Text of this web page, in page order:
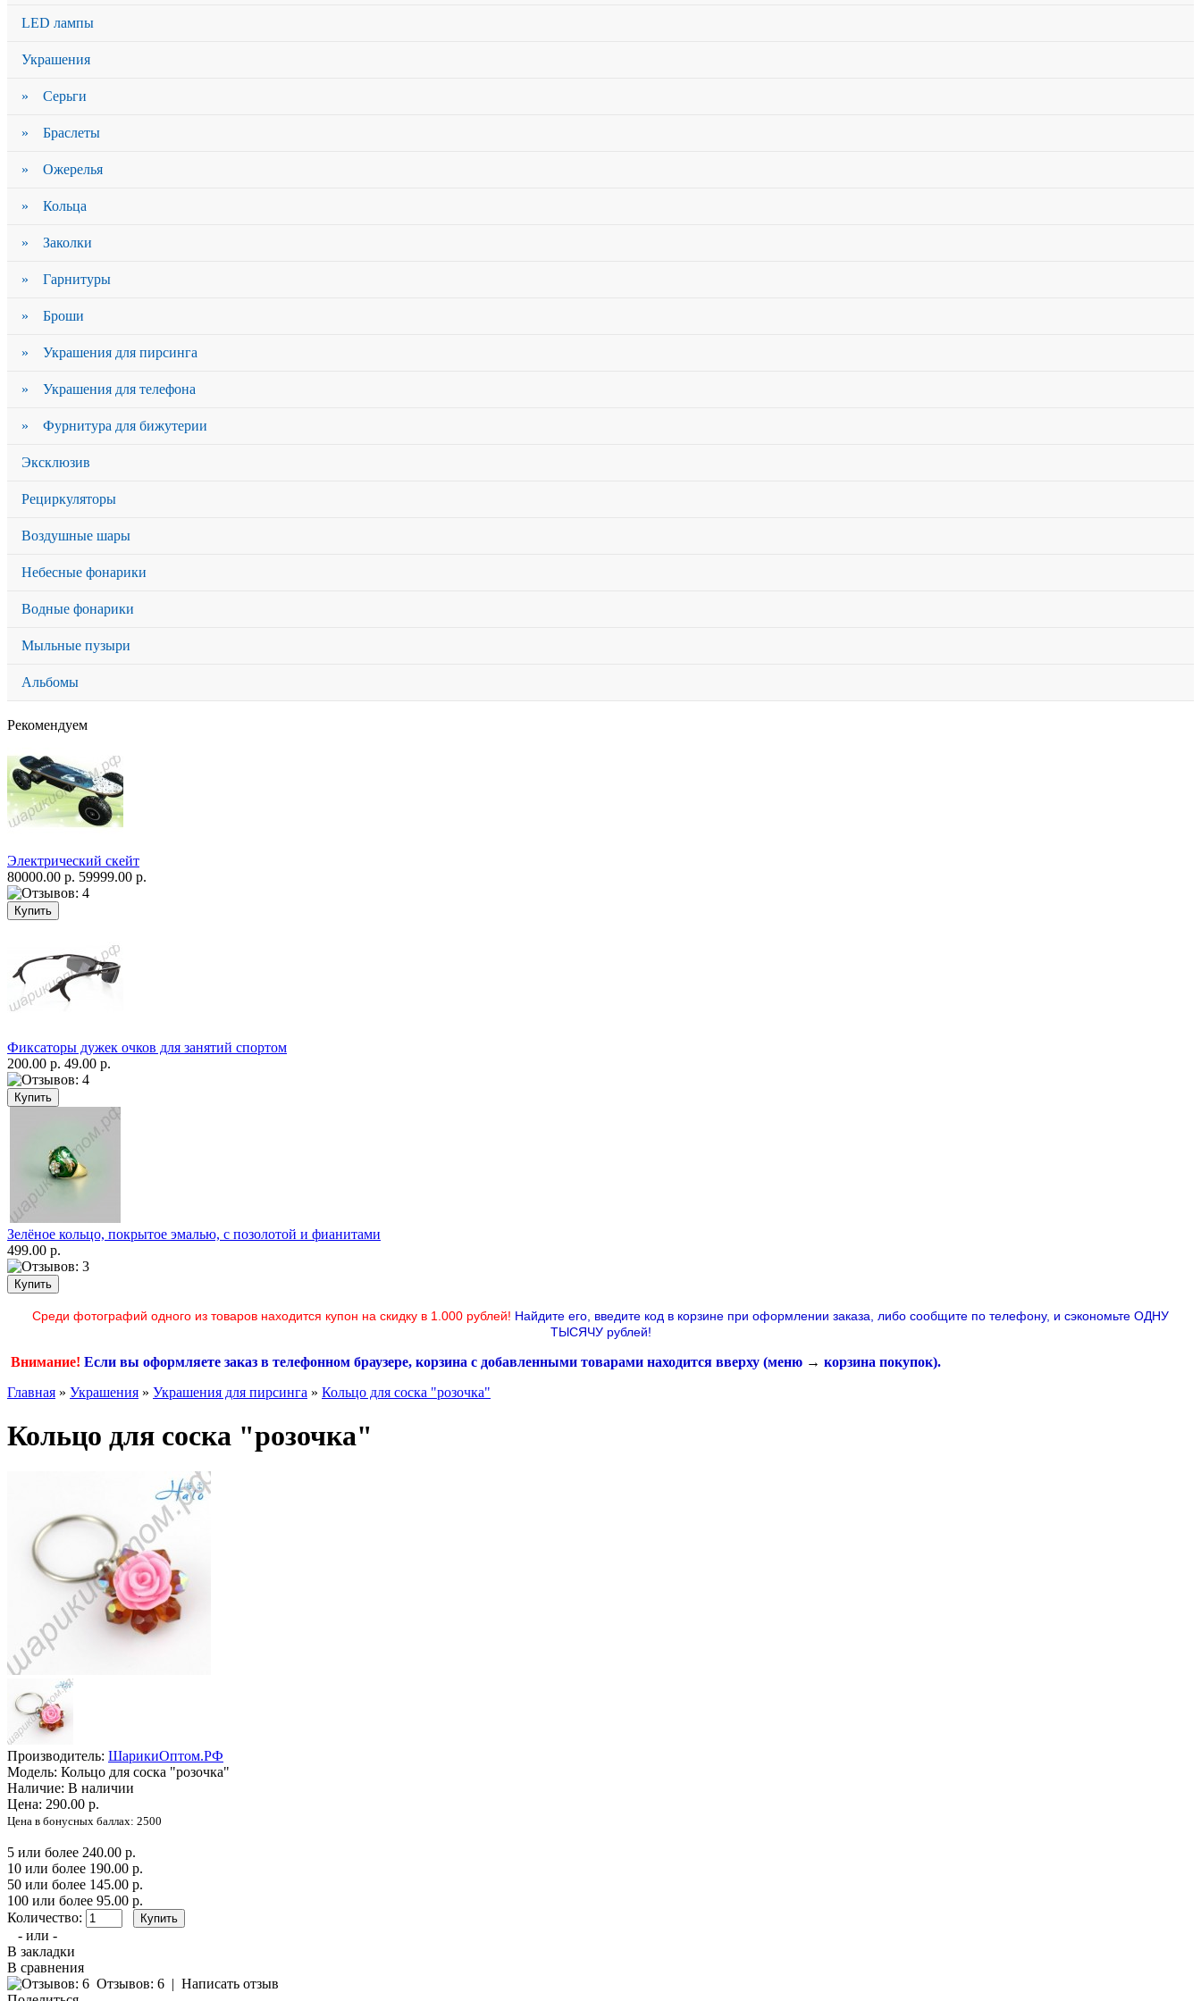
LED лампы
Украшения
» Серьги
» Браслеты
» Ожерелья
» Кольца
» Заколки
» Гарнитуры
» Броши
» Украшения для пирсинга
» Украшения для телефона
» Фурнитура для бижутерии
Эксклюзив
Рециркуляторы
Воздушные шары
Небесные фонарики
Водные фонарики
Мыльные пузыри
Альбомы
Рекомендуем
Электрический скейт
80000.00 р. 59999.00 р.
Фиксаторы дужек очков для занятий спортом
200.00 р. 49.00 р.
Зелёное кольцо, покрытое эмалью, с позолотой и фианитами
499.00 р.
Среди фотографий одного из товаров находится купон на скидку в 1.000 рублей! Найдите его, введите код в корзине при оформлении заказа, либо сообщите по телефону, и сэкономьте ОДНУ
ТЫСЯЧУ рублей!
Внимание! Если вы оформляете заказ в телефонном браузере, корзина с добавленными товарами находится вверху (меню → корзина покупок).
Главная » Украшения » Украшения для пирсинга » Кольцо для соска "розочка"
Кольцо для соска "розочка"
Производитель: ШарикиОптом.РФ
Модель: Кольцо для соска "розочка"
Наличие: В наличии
Цена: 290.00 р.
Цена в бонусных баллах: 2500
5 или более 240.00 р.
10 или более 190.00 р.
50 или более 145.00 р.
100 или более 95.00 р.
Количество:
- или -
В закладки
В сравнения
Отзывов: 6 | Написать отзыв